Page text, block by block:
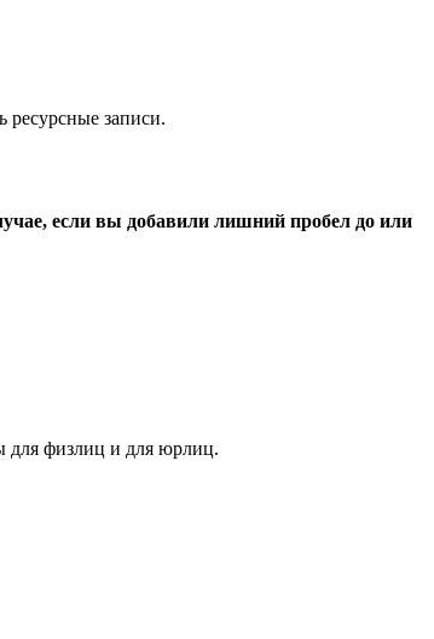
ресурсные записи.
если вы добавили лишний пробел до или
для физлиц и для юрлиц.